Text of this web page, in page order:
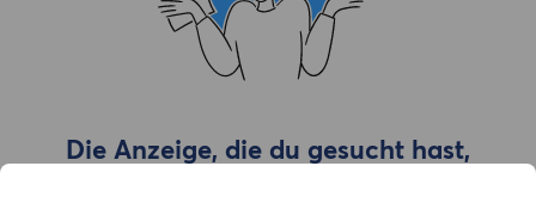
Die Anzeige, die du gesucht hast,